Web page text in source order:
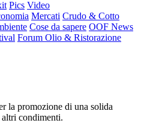
Pics Video
Mercati Crudo & Cotto
Cose da sapere OOF News
Forum Olio & Ristorazione
la promozione di una solida
condimenti.